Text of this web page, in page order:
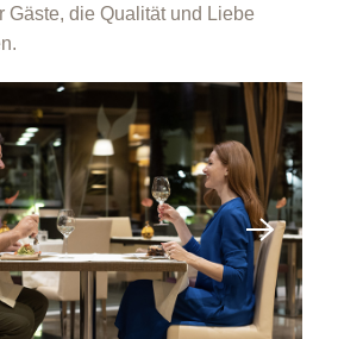
Gäste, die Qualität und Liebe